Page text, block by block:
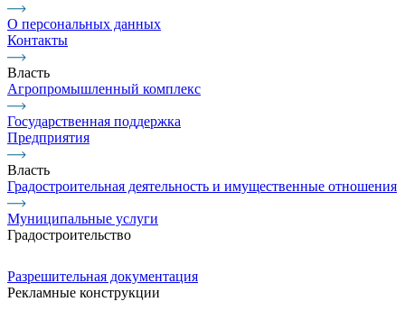
О персональных данных
Контакты
Власть
Агропромышленный комплекс
Государственная поддержка
Предприятия
Власть
Градостроительная деятельность и имущественные отношения
Муниципальные услуги
Градостроительство
Разрешительная документация
Рекламные конструкции